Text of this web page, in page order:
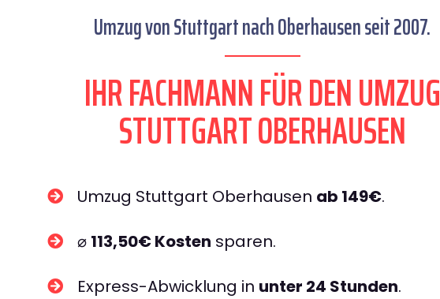
Umzug von Stuttgart nach Oberhausen seit 2007.
IHR FACHMANN FÜR DEN UMZUG
STUTTGART OBERHAUSEN
Umzug Stuttgart Oberhausen ab 149€.
⌀ 113,50€ Kosten sparen.
Express-Abwicklung in unter 24 Stunden.